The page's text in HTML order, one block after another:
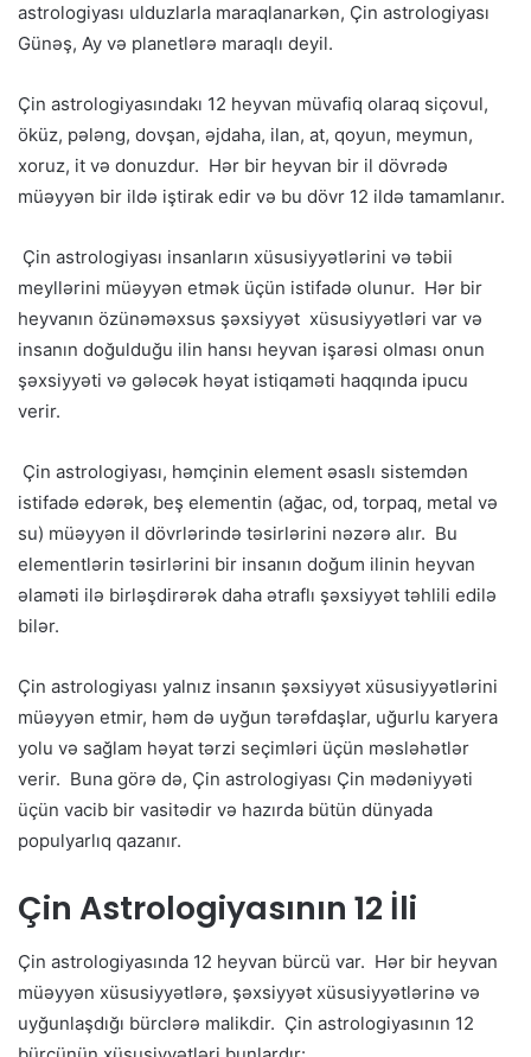
astrologiyası ulduzlarla maraqlanarkən, Çin astrologiyası
Günəş, Ay və planetlərə maraqlı deyil.
Çin astrologiyasındakı 12 heyvan müvafiq olaraq siçovul,
öküz, pələng, dovşan, əjdaha, ilan, at, qoyun, meymun,
xoruz, it və donuzdur. Hər bir heyvan bir il dövrədə
müəyyən bir ildə iştirak edir və bu dövr 12 ildə tamamlanır.
Çin astrologiyası insanların xüsusiyyətlərini və təbii
meyllərini müəyyən etmək üçün istifadə olunur. Hər bir
heyvanın özünəməxsus şəxsiyyət xüsusiyyətləri var və
insanın doğulduğu ilin hansı heyvan işarəsi olması onun
şəxsiyyəti və gələcək həyat istiqaməti haqqında ipucu
verir.
Çin astrologiyası, həmçinin element əsaslı sistemdən
istifadə edərək, beş elementin (ağac, od, torpaq, metal və
su) müəyyən il dövrlərində təsirlərini nəzərə alır. Bu
elementlərin təsirlərini bir insanın doğum ilinin heyvan
əlaməti ilə birləşdirərək daha ətraflı şəxsiyyət təhlili edilə
bilər.
Çin astrologiyası yalnız insanın şəxsiyyət xüsusiyyətlərini
müəyyən etmir, həm də uyğun tərəfdaşlar, uğurlu karyera
yolu və sağlam həyat tərzi seçimləri üçün məsləhətlər
verir. Buna görə də, Çin astrologiyası Çin mədəniyyəti
üçün vacib bir vasitədir və hazırda bütün dünyada
populyarlıq qazanır.
Çin Astrologiyasının 12 İli
Çin astrologiyasında 12 heyvan bürcü var. Hər bir heyvan
müəyyən xüsusiyyətlərə, şəxsiyyət xüsusiyyətlərinə və
uyğunlaşdığı bürclərə malikdir. Çin astrologiyasının 12